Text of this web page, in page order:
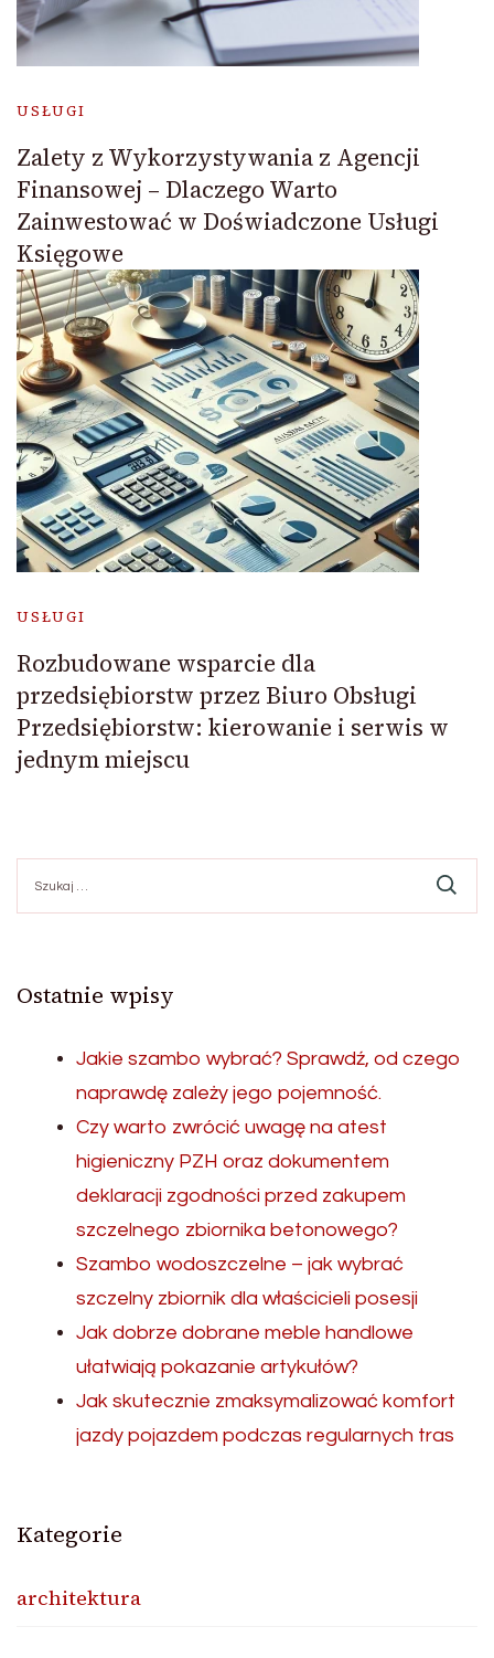
USŁUGI
Zalety z Wykorzystywania z Agencji
Finansowej – Dlaczego Warto
Zainwestować w Doświadczone Usługi
Księgowe
USŁUGI
Rozbudowane wsparcie dla
przedsiębiorstw przez Biuro Obsługi
Przedsiębiorstw: kierowanie i serwis w
jednym miejscu
Ostatnie wpisy
Jakie szambo wybrać? Sprawdź, od czego
naprawdę zależy jego pojemność.
Czy warto zwrócić uwagę na atest
higieniczny PZH oraz dokumentem
deklaracji zgodności przed zakupem
szczelnego zbiornika betonowego?
Szambo wodoszczelne – jak wybrać
szczelny zbiornik dla właścicieli posesji
Jak dobrze dobrane meble handlowe
ułatwiają pokazanie artykułów?
Jak skutecznie zmaksymalizować komfort
jazdy pojazdem podczas regularnych tras
Kategorie
architektura